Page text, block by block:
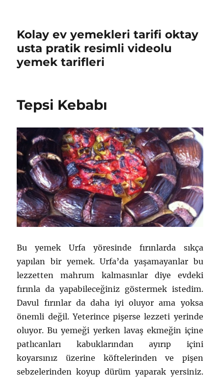
Kolay ev yemekleri tarifi oktay
usta pratik resimli videolu
yemek tarifleri
Tepsi Kebabı
Bu yemek Urfa yöresinde fırınlarda sıkça
yapılan bir yemek. Urfa’da yaşamayanlar bu
lezzetten mahrum kalmasınlar diye evdeki
fırınla da yapabileceğiniz göstermek istedim.
Davul fırınlar da daha iyi oluyor ama yoksa
önemli değil. Yeterince pişerse lezzeti yerinde
oluyor. Bu yemeği yerken lavaş ekmeğin içine
patlıcanları kabuklarından ayırıp içini
koyarsınız üzerine köftelerinden ve pişen
sebzelerinden koyup dürüm yaparak yersiniz.